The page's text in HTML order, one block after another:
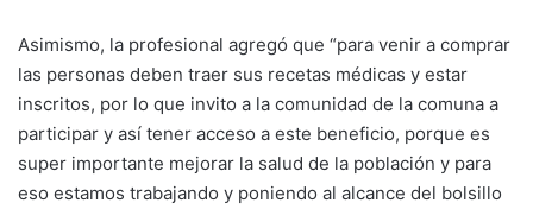
Asimismo, la profesional agregó que “para venir a comprar
las personas deben traer sus recetas médicas y estar
inscritos, por lo que invito a la comunidad de la comuna a
participar y así tener acceso a este beneficio, porque es
super importante mejorar la salud de la población y para
eso estamos trabajando y poniendo al alcance del bolsillo